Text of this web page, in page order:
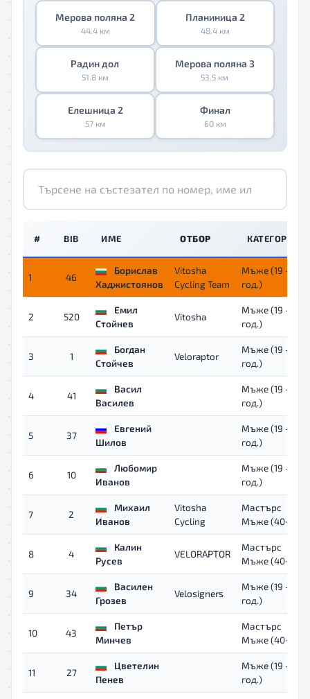
Мерова поляна 2
44.4 км
Планиница 2
48.4 км
Радин дол
51.8 км
Мерова поляна 3
53.5 км
Елешница 2
57 км
Финал
60 км
# BIB ИМЕ ОТБОР КАТЕГОРИЯ
1 46
Борислав
Хаджистоянов
Vitosha
Cycling Team
Мъже (19 - 39
год.)
2 520
Емил
Стойнев
Vitosha
Мъже (19 - 39
год.)
3 1
Богдан
Стойчев
Veloraptor
Мъже (19 - 39
год.)
4 41
Васил
Василев
Мъже (19 - 39
год.)
5 37
Евгений
Шилов
Мъже (19 - 39
год.)
6 10
Любомир
Иванов
Мъже (19 - 39
год.)
7 2
Михаил
Иванов
Vitosha
Cycling
Мастърс
Мъже (40+)
8 4
Калин
Русев
VELORAPTOR
Мастърс
Мъже (40+)
9 34
Василен
Грозев
Velosigners
Мъже (19 - 39
год.)
10 43
Петър
Минчев
Мастърс
Мъже (40+)
11 27
Цветелин
Пенев
Мъже (19 - 39
год.)